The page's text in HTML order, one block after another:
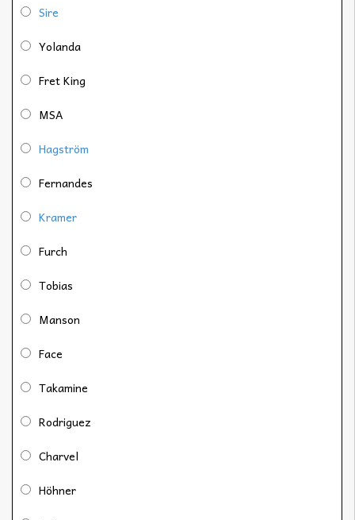
Sire
Yolanda
Fret King
MSA
Hagström
Fernandes
Kramer
Furch
Tobias
Manson
Face
Takamine
Rodriguez
Charvel
Höhner